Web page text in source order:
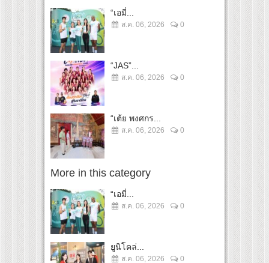
“เอมี่...
ส.ค. 06, 2026 0
“JAS”...
ส.ค. 06, 2026 0
“เต้ย พงศกร...
ส.ค. 06, 2026 0
More in this category
“เอมี่...
ส.ค. 06, 2026 0
ยูนิโคล่...
ส.ค. 06, 2026 0